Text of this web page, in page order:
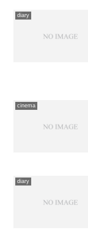
diary
cinema
diary